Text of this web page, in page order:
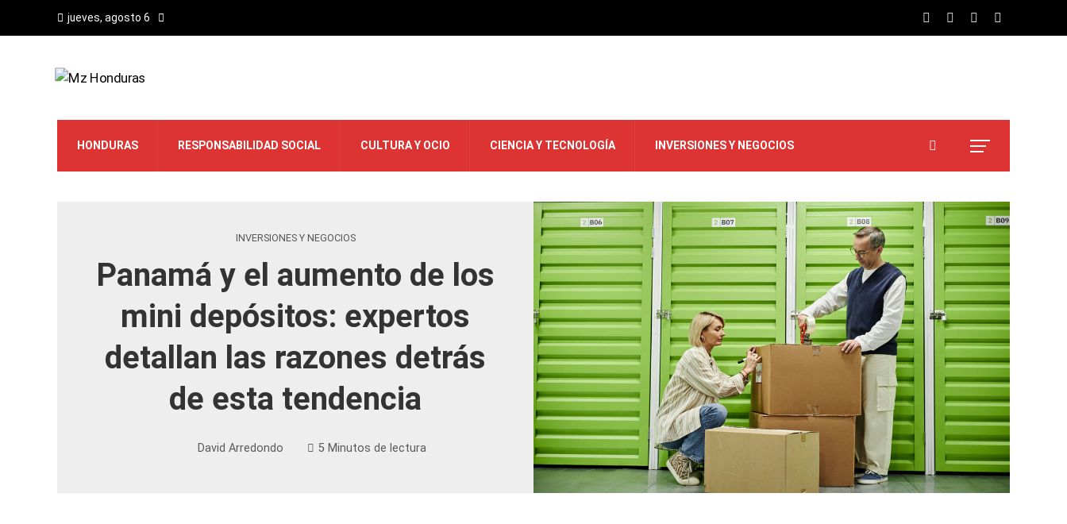
jueves, agosto 6
HONDURAS RESPONSABILIDAD SOCIAL CULTURA Y OCIO CIENCIA Y TECNOLOGÍA INVERSIONES Y NEGOCIOS
INVERSIONES Y NEGOCIOS
Panamá y el aumento de los
mini depósitos: expertos
detallan las razones detrás
de esta tendencia
David Arredondo 5 Minutos de lectura